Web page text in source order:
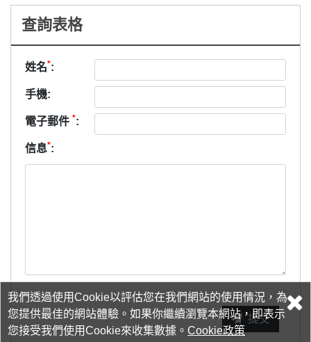
我們透過使用Cookie以評估您在我們網站的使用情況，為
您提供最佳的網站體驗。如果你繼續瀏覽本網站，即表示
您接受我們使用Cookie來收集數據。 Cookie政策
查詢表格
姓名*:
手機:
電子郵件 *:
信息*:
提交